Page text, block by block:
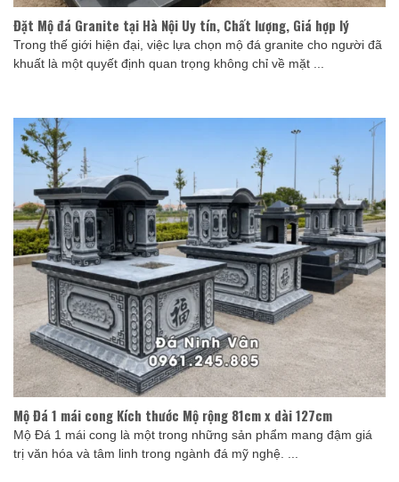
Đặt Mộ đá Granite tại Hà Nội Uy tín, Chất lượng, Giá hợp lý
Trong thế giới hiện đại, việc lựa chọn mộ đá granite cho người đã
khuất là một quyết định quan trọng không chỉ về mặt ...
Mộ Đá 1 mái cong Kích thước Mộ rộng 81cm x dài 127cm
Mộ Đá 1 mái cong là một trong những sản phẩm mang đậm giá
trị văn hóa và tâm linh trong ngành đá mỹ nghệ. ...